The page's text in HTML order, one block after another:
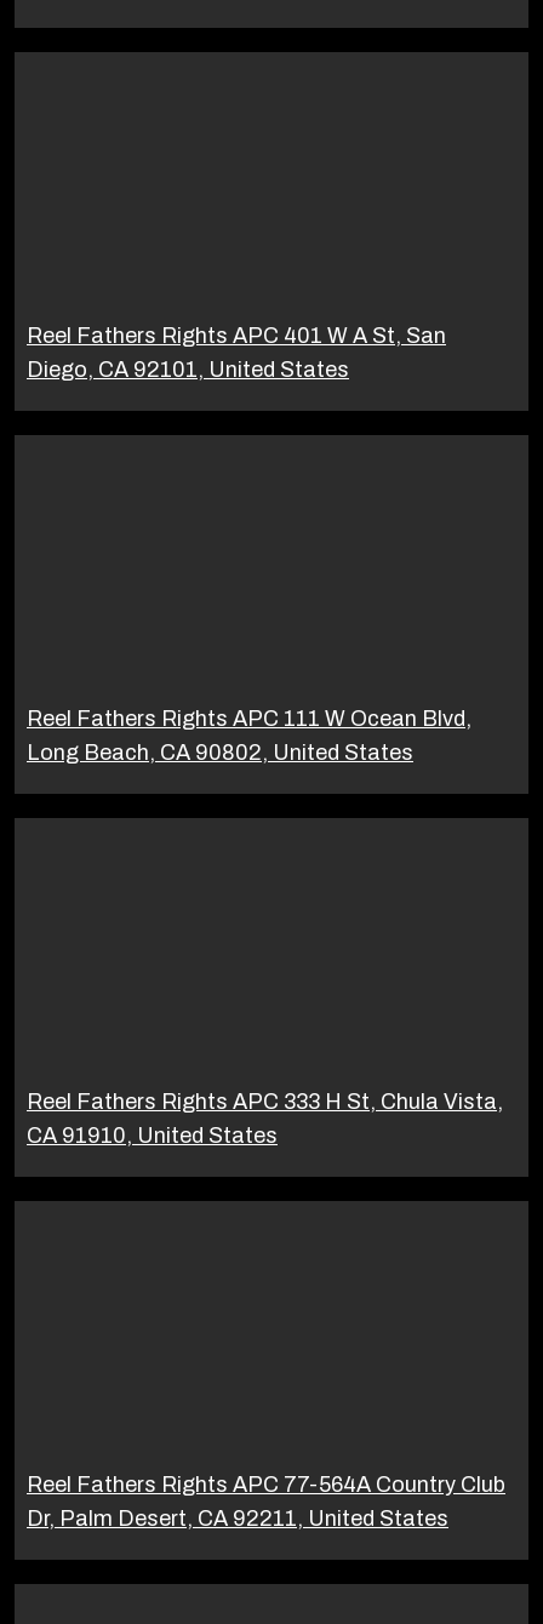
Reel Fathers Rights APC 401 W A St, San
Diego, CA 92101, United States
Reel Fathers Rights APC 111 W Ocean Blvd,
Long Beach, CA 90802, United States
Reel Fathers Rights APC 333 H St, Chula Vista,
CA 91910, United States
Reel Fathers Rights APC 77-564A Country Club
Dr, Palm Desert, CA 92211, United States